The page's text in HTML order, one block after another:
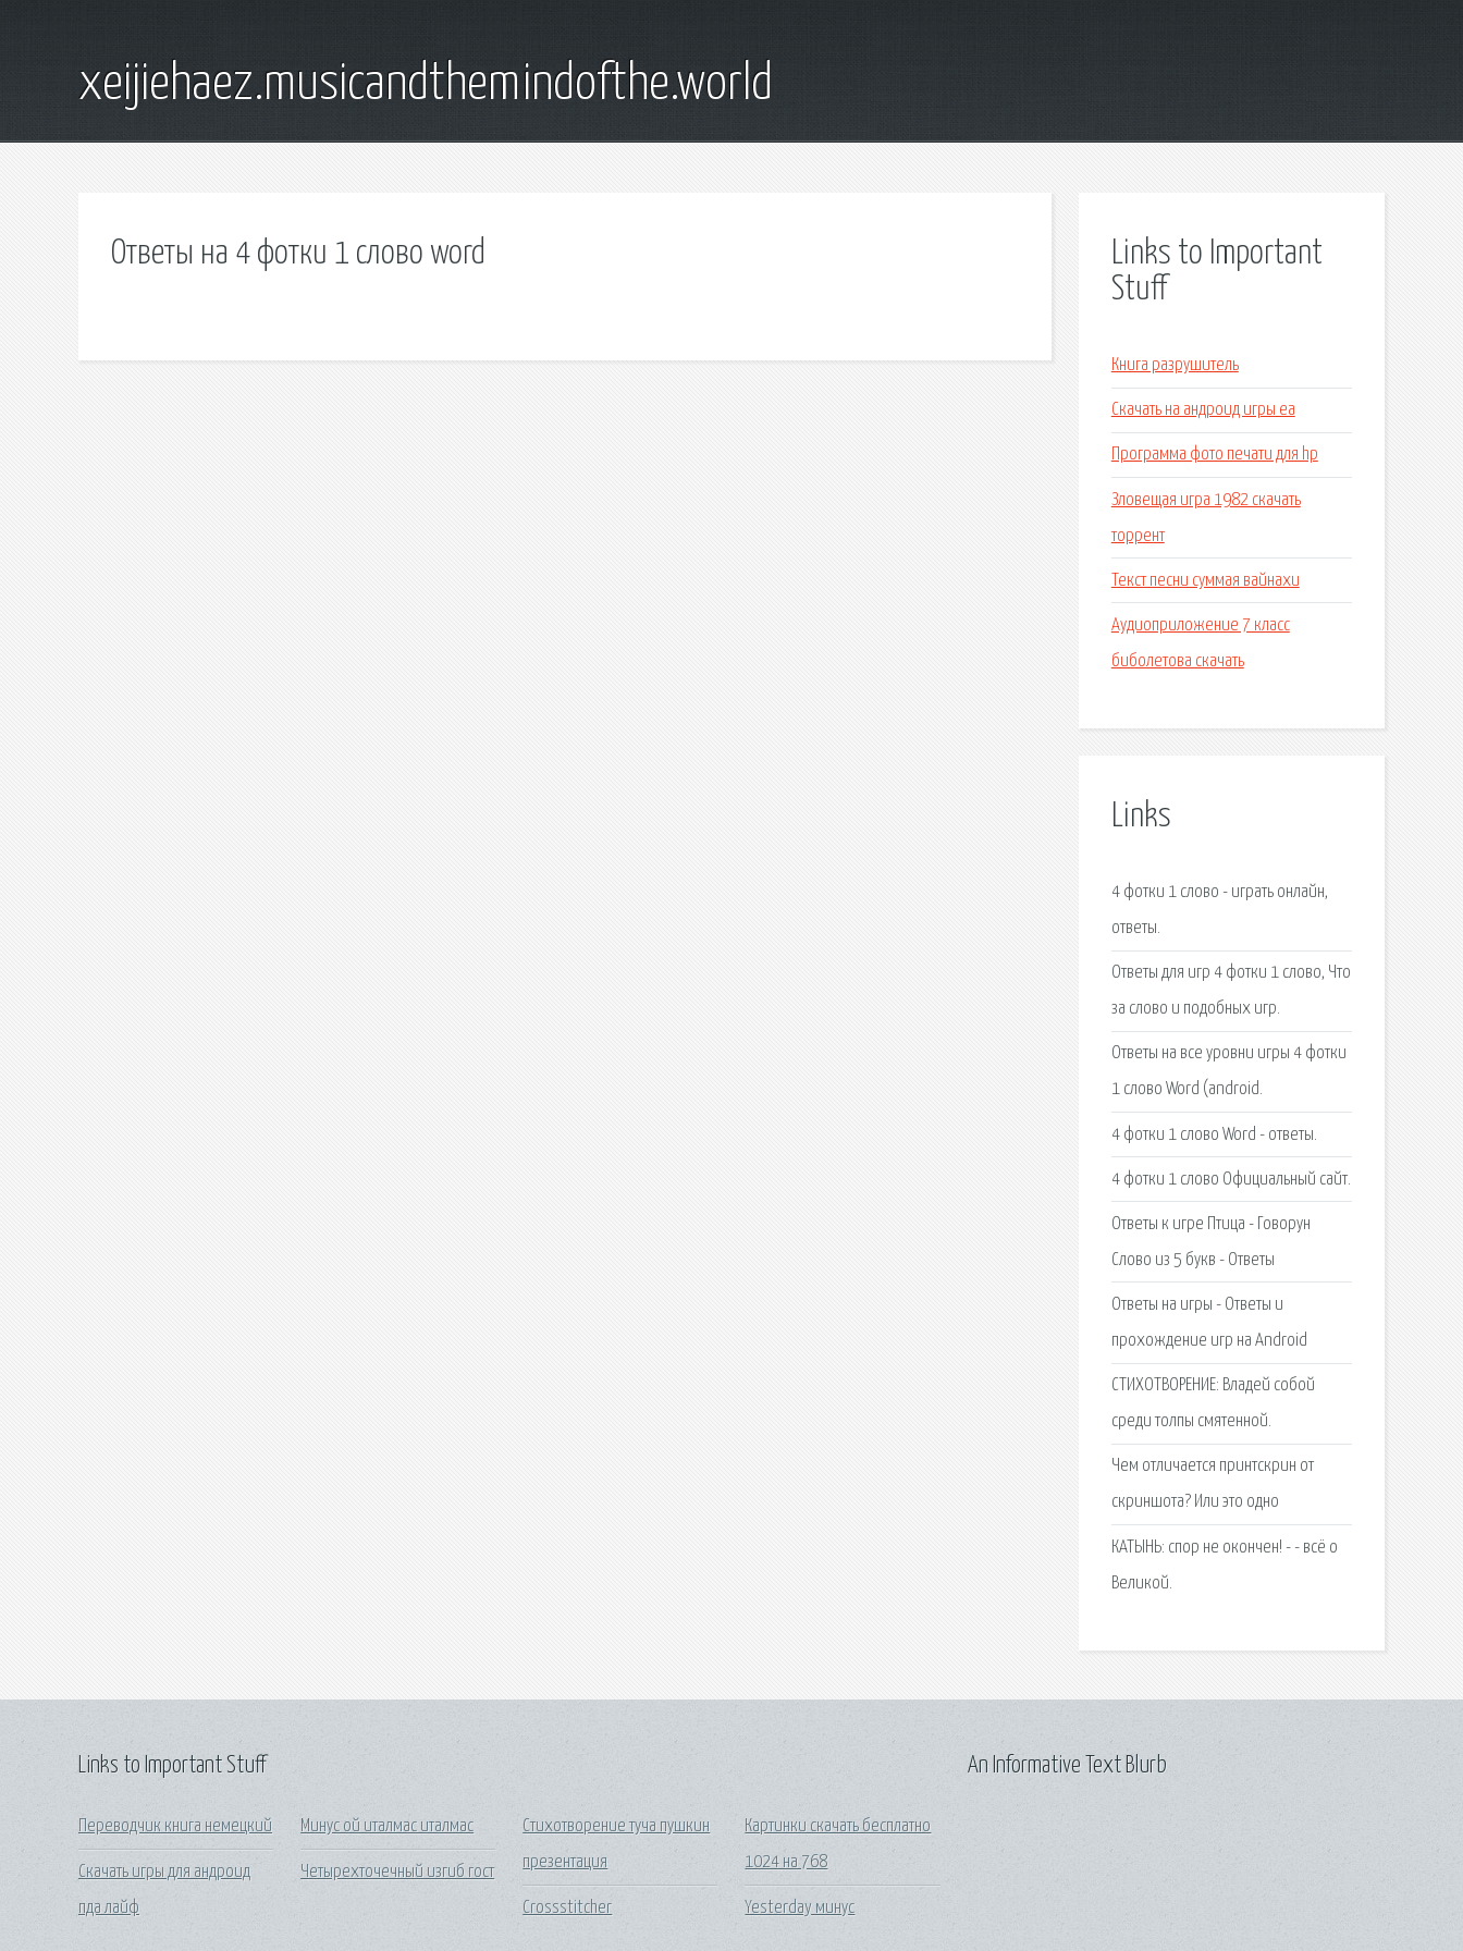
xeijiehaez.musicandthemindofthe.world
Ответы на 4 фотки 1 слово word
Links to Important
Stuff
Книга разрушитель
Скачать на андроид игры ea
Программа фото печати для hp
Зловещая игра 1982 скачать
торрент
Текст песни суммая вайнахи
Аудиоприложение 7 класс
биболетова скачать
Links
4 фотки 1 слово - играть онлайн,
ответы.
Ответы для игр 4 фотки 1 слово, Что
за слово и подобных игр.
Ответы на все уровни игры 4 фотки
1 слово Word (android.
4 фотки 1 слово Word - ответы.
4 фотки 1 слово Официальный сайт.
Ответы к игре Птица - Говорун
Слово из 5 букв - Ответы
Ответы на игры - Ответы и
прохождение игр на Android
СТИХОТВОРЕНИЕ: Владей собой
среди толпы смятенной.
Чем отличается принтскрин от
скриншота? Или это одно
КАТЫНЬ: спор не окончен! - - всё о
Великой.
Links to Important Stuff
Переводчик книга немецкий
Скачать игры для андроид
пда лайф
Минус ой италмас италмас
Четырехточечный изгиб гост
Стихотворение туча пушкин
презентация
Crossstitcher
Картинки скачать бесплатно
1024 на 768
Yesterday минус
An Informative Text Blurb